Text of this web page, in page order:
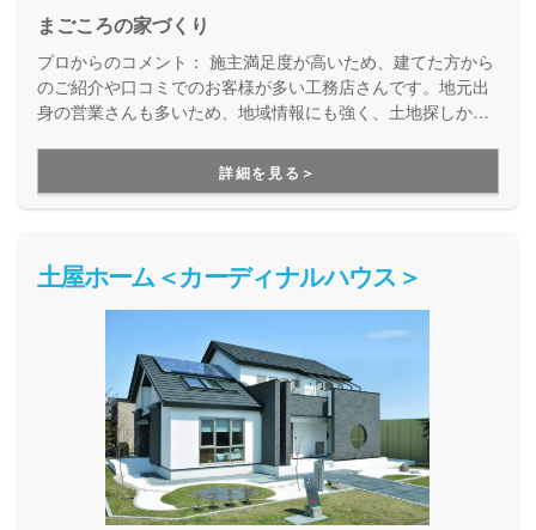
まごころの家づくり
プロからのコメント： 施主満足度が高いため、建てた方から
のご紹介や口コミでのお客様が多い工務店さんです。地元出
身の営業さんも多いため、地域情報にも強く、土地探しから
詳細を見る＞
土屋ホーム＜カーディナルハウス＞